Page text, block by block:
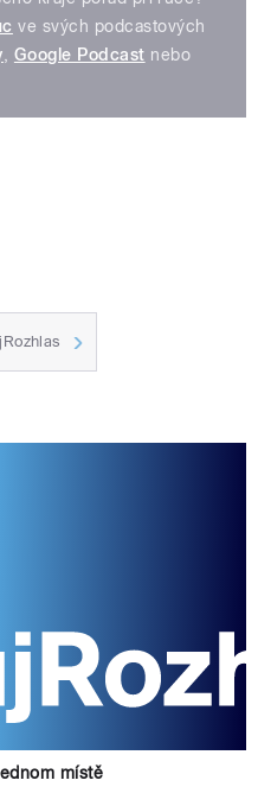
ve svých podcastových
Google Podcast nebo
místě